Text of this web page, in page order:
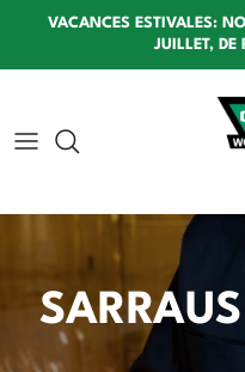
Aller au contenu
VACANCES ESTIVALES:
JUILLET, DE